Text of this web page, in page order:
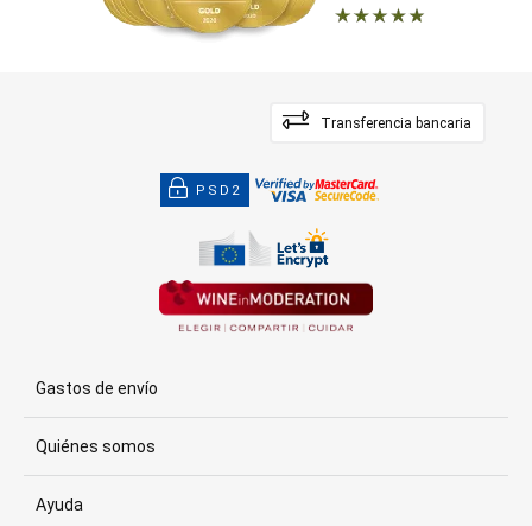
Transferencia bancaria
PSD2
Gastos de envío
Quiénes somos
Ayuda